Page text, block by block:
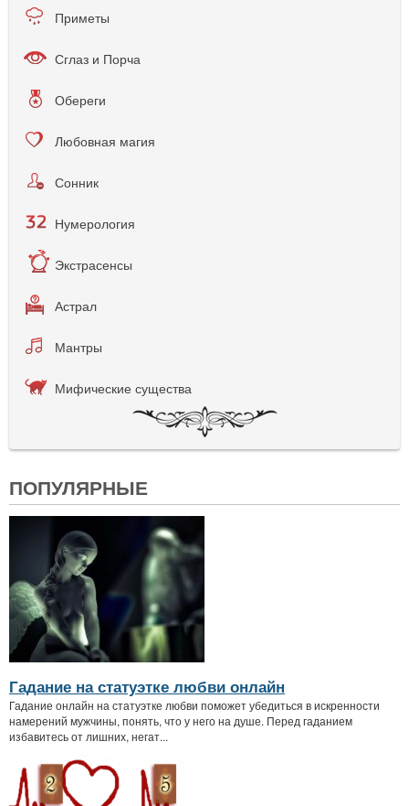
Приметы
Сглаз и Порча
Обереги
Любовная магия
Сонник
Нумерология
Экстрасенсы
Астрал
Мантры
Мифические существа
ПОПУЛЯРНЫЕ
Гадание на статуэтке любви онлайн
Гадание онлайн на статуэтке любви поможет убедиться в искренности
намерений мужчины, понять, что у него на душе. Перед гаданием
избавитесь от лишних, негат...